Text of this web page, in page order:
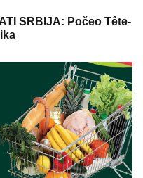
SRBIJA: Počeo Tête-